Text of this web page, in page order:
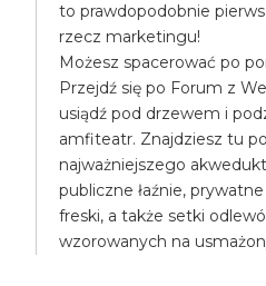
to prawdopodobnie
rzecz marketingu!
Możesz spacerować po
Przejdź się po Forum z
usiądź pod drzewem i
amfiteatr. Znajdziesz tu
najważniejszego
publiczne łaźnie,
freski, a także setki
wzorowanych na